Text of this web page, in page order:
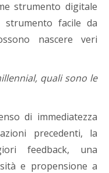
strumento digitale
facile da
nascere veri
quali sono le
di immediatezza
precedenti, la
feedback, una
e propensione a